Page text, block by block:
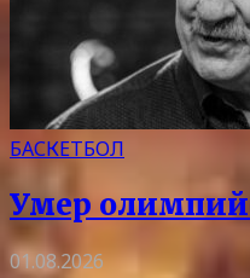
БАСКЕТБОЛ
Умер
01.08.2026